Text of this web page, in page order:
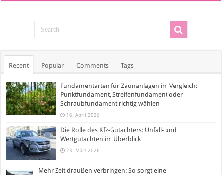
Recent Popular Comments Tags
Fundamentarten für Zaunanlagen im Vergleich:
Punktfundament, Streifenfundament oder
Schraubfundament richtig wählen
16. April 2026
Die Rolle des Kfz-Gutachters: Unfall- und
Wertgutachten im Überblick
23. März 2026
Mehr Zeit draußen verbringen: So sorgt eine